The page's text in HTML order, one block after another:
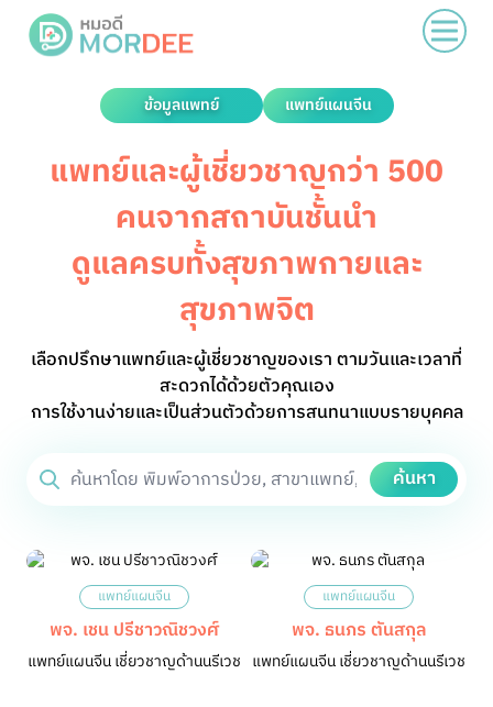
ข้อมูลแพทย์ แพทย์แผนจีน
แพทย์และผู้เชี่ยวชาญกว่า 500
คนจากสถาบันชั้นนำ
ดูแลครบทั้งสุขภาพกายและ
สุขภาพจิต
เลือกปรึกษาแพทย์และผู้เชี่ยวชาญของเรา ตามวันและเวลาที่
สะดวกได้ด้วยตัวคุณเอง
การใช้งานง่ายและเป็นส่วนตัวด้วยการสนทนาแบบรายบุคคล
ค้นหา
แพทย์แผนจีน
พจ. เชน ปรีชาวณิชวงศ์
แพทย์แผนจีน เชี่ยวชาญด้านนรีเวช
แพทย์แผนจีน
พจ. ธนภร ตันสกุล
แพทย์แผนจีน เชี่ยวชาญด้านนรีเวช